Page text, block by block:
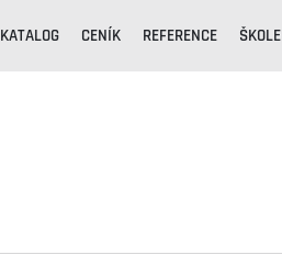
KATALOG CENÍK REFERENCE